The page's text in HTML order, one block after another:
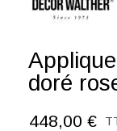
doré
448,00 €